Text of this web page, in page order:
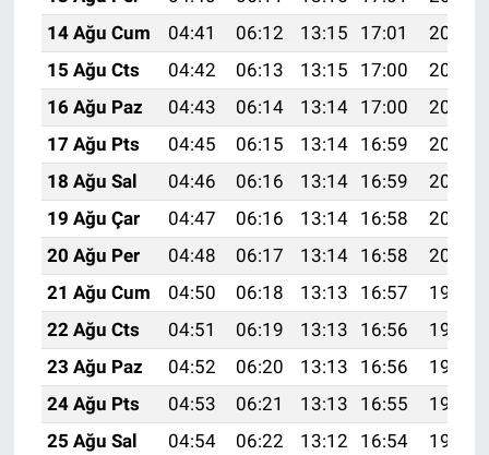
14 Ağu Cum
04:41 06:12 13:15 17:01
20:08
15 Ağu Cts
04:42 06:13 13:15 17:00
20:06
16 Ağu Paz
04:43 06:14 13:14 17:00
20:05
17 Ağu Pts
04:45 06:15 13:14 16:59
20:04
18 Ağu Sal
04:46 06:16 13:14 16:59
20:02
19 Ağu Çar
04:47 06:16 13:14 16:58
20:01
20 Ağu Per
04:48 06:17 13:14 16:58
20:00
21 Ağu Cum
04:50 06:18 13:13 16:57
19:58
22 Ağu Cts
04:51 06:19 13:13 16:56
19:57
23 Ağu Paz
04:52 06:20 13:13 16:56
19:56
24 Ağu Pts
04:53 06:21 13:13 16:55
19:54
25 Ağu Sal
04:54 06:22 13:12 16:54 19:53